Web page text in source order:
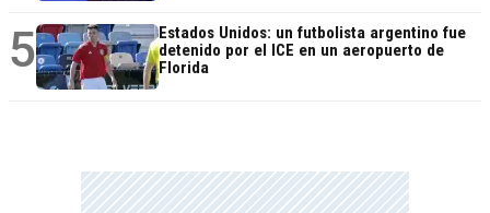
5
Estados Unidos: un futbolista argentino fue
detenido por el ICE en un aeropuerto de
Florida